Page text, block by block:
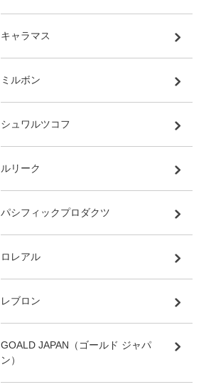
キャラマス
ミルボン
シュワルツコフ
ルリーク
パシフィックプロダクツ
ロレアル
レブロン
GOALD JAPAN（ゴールド ジャパ
ン）